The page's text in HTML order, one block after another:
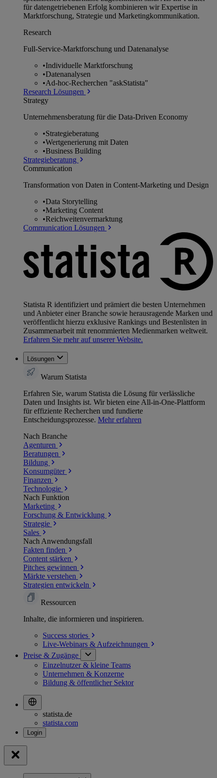
für datengetriebenen Erfolg kombinieren wir Expertise in
Marktforschung, Strategie und Marketingkommunikation.
Research
Full-Service-Marktforschung und Datenanalyse
•Individuelle Marktforschung
•Datenanalysen
•Ad-hoc-Recherchen "askStatista"
Research Lösungen
Strategy
Unternehmens­beratung für die Data-Driven Economy
•Strategieberatung
•Wertgenerierung mit Daten
•Business Building
Strategieberatung
Communication
Transformation von Daten in Content-Marketing und Design
•Data Storytelling
•Marketing Content
•Reichweitenvermarktung
Communication Lösungen
Statista R identifiziert und prämiert die besten Unternehmen
und Anbieter einer Branche sowie herausragende Marken und
veröffentlicht hierzu exklusive Rankings und Bestenlisten in
Zusammenarbeit mit renommierten Medienmarken weltweit.
Erfahren Sie mehr auf unserer Website.
Lösungen
Warum Statista
Erfahren Sie, warum Statista die Lösung für verlässliche
Daten und Insights ist. Wir bieten eine All-in-One-Plattform
für effiziente Recherchen und fundierte
Entscheidungsprozesse. Mehr erfahren
Nach Branche
Agenturen
Beratungen
Bildung
Konsumgüter
Finanzen
Technologie
Nach Funktion
Marketing
Forschung & Entwicklung
Strategie
Sales
Nach Anwendungsfall
Fakten finden
Content stärken
Pitches gewinnen
Märkte verstehen
Strategien entwickeln
Ressourcen
Inhalte, die informieren und inspirieren.
Success stories
Live-Webinars & Aufzeichnungen
Preise & Zugänge
Einzelnutzer & kleine Teams
Unternehmen & Konzerne
Bildung & öffentlicher Sektor
statista.de
statista.com